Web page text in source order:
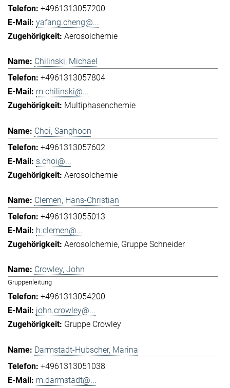
+4961313057200
yafang.cheng@...
Aerosolchemie
Chilinski, Michael
+4961313057804
m.chilinski@...
Multiphasenchemie
Choi, Sanghoon
+4961313057602
s.choi@...
Aerosolchemie
Clemen, Hans-Christian
+4961313055013
h.clemen@...
Aerosolchemie Gruppe Schneider
Crowley, John
Gruppenleitung
+4961313054200
john.crowley@...
Gruppe Crowley
Darmstadt-Hubscher, Marina
+4961313051038
m.darmstadt@...